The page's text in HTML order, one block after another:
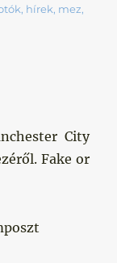
, hírek, mez,
City
Fake or